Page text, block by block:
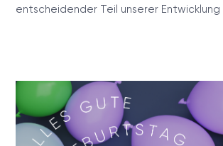
entscheidender Teil unserer Entwicklung